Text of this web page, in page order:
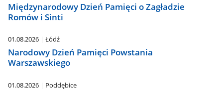
Międzynarodowy Dzień Pamięci o Zagładzie
Romów i Sinti
01.08.2026 Łódź
Narodowy Dzień Pamięci Powstania
Warszawskiego
01.08.2026 Poddębice